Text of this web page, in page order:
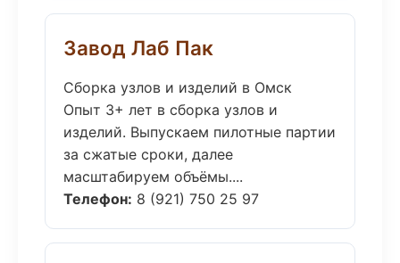
Завод Лаб Пак
Сборка узлов и изделий в Омск
Опыт 3+ лет в сборка узлов и
изделий. Выпускаем пилотные партии
за сжатые сроки, далее
масштабируем объёмы....
Телефон: 8 (921) 750 25 97